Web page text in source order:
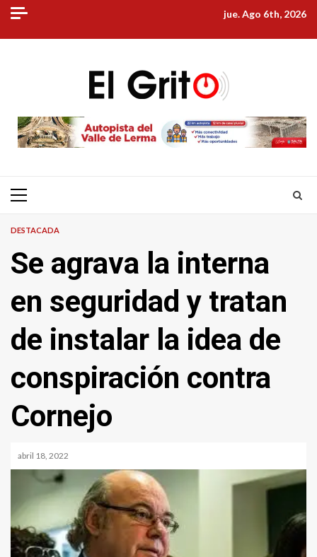
Skip
content
jue. Ago 6th, 2026
Primary
DESTACADA
Se agrava la interna
en seguridad y tratan
de instalar la idea de
conspiración contra
Cornejo
abril 18, 2022